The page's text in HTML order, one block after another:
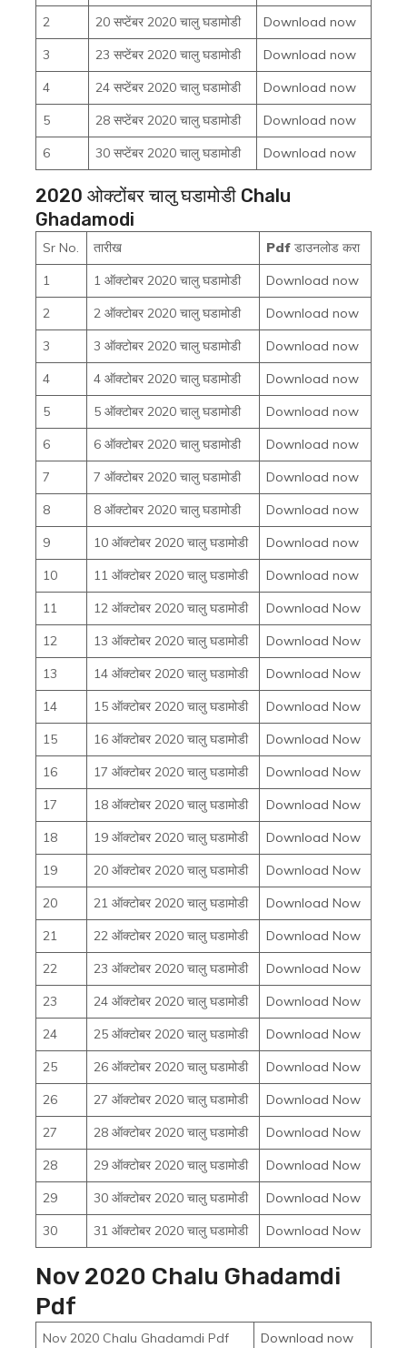
2 20 सप्टेंबर 2020 चालु घडामोडी
Download now
3
23 सप्टेंबर 2020 चालु घडामोडी
Download now
4
24 सप्टेंबर 2020 चालु घडामोडी
Download now
5
28 सप्टेंबर 2020 चालु घडामोडी
Download now
6
30 सप्टेंबर 2020 चालु घडामोडी Download now
2020 ओक्टोंबर चालु घडामोडी Chalu
Ghadamodi
Sr No. तारीख Pdfडाउनलोड करा
1
1 ऑक्टोबर 2020 चालु घडामोडी
Download now
2
2 ऑक्टोबर 2020 चालु घडामोडी
Download now
3
3 ऑक्टोबर 2020 चालु घडामोडी
Download now
4
4 ऑक्टोबर 2020 चालु घडामोडी
Download now
5
5 ऑक्टोबर 2020 चालु घडामोडी
Download now
6
6 ऑक्टोबर 2020 चालु घडामोडी
Download now
7
7 ऑक्टोबर 2020 चालु घडामोडी
Download now
8
8 ऑक्टोबर 2020 चालु घडामोडी
Download now
9
10 ऑक्टोबर 2020 चालु घडामोडी
Download now
10
11 ऑक्टोबर 2020 चालु घडामोडी
Download now
11
12 ऑक्टोबर 2020 चालु घडामोडी
Download Now
12
13 ऑक्टोबर 2020 चालु घडामोडी
Download Now
13
14 ऑक्टोबर 2020 चालु घडामोडी
Download Now
14
15 ऑक्टोबर 2020 चालु घडामोडी
Download Now
15
16 ऑक्टोबर 2020 चालु घडामोडी
Download Now
16
17 ऑक्टोबर 2020 चालु घडामोडी
Download Now
17
18 ऑक्टोबर 2020 चालु घडामोडी
Download Now
18
19 ऑक्टोबर 2020 चालु घडामोडी
Download Now
19
20 ऑक्टोबर 2020 चालु घडामोडी
Download Now
20
21 ऑक्टोबर 2020 चालु घडामोडी
Download Now
21
22 ऑक्टोबर 2020 चालु घडामोडी
Download Now
22
23 ऑक्टोबर 2020 चालु घडामोडी
Download Now
23
24 ऑक्टोबर 2020 चालु घडामोडी
Download Now
24
25 ऑक्टोबर 2020 चालु घडामोडी
Download Now
25
26 ऑक्टोबर 2020 चालु घडामोडी
Download Now
26
27 ऑक्टोबर 2020 चालु घडामोडी
Download Now
27
28 ऑक्टोबर 2020 चालु घडामोडी
Download Now
28
29 ऑक्टोबर 2020 चालु घडामोडी
Download Now
29
30 ऑक्टोबर 2020 चालु घडामोडी
Download Now
30
31 ऑक्टोबर 2020 चालु घडामोडी Download Now
Nov 2020 Chalu Ghadamdi
Pdf
Nov 2020 Chalu Ghadamdi Pdf Download now